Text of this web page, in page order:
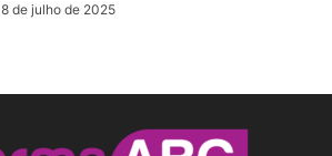
8 de julho de 2025